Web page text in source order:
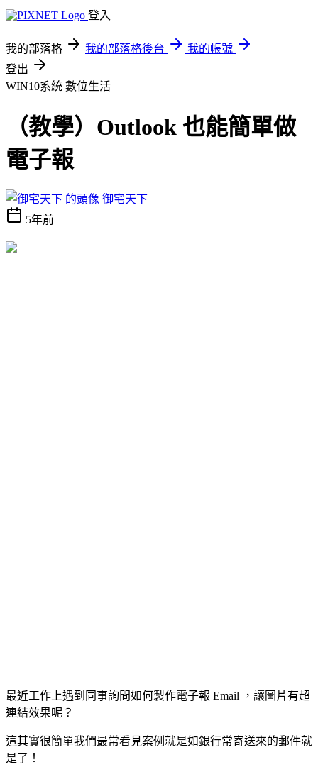
登入
我的部落格 我的部落格後台
我的帳號
登出
WIN10系統 數位生活
（教學）Outlook 也能簡單做
電子報
御宅天下
5年前
最近工作上遇到同事詢問如何製作電子報 Email ，讓圖片有超
連結效果呢？
這其實很簡單我們最常看見案例就是如銀行常寄送來的郵件就
是了！